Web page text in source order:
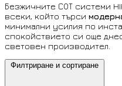
Безжичните СОТ системи
всеки, който търси
минимални усилия по
спокойствието си още
световен производител.
Филтриране и сортиране